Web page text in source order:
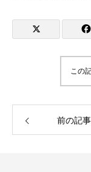
この
前の記事